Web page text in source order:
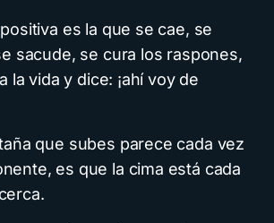
es la que se cae, se
sacude, se cura los raspones,
la vida y dice: ¡ahí voy de
que subes parece cada vez
es que la cima está cada